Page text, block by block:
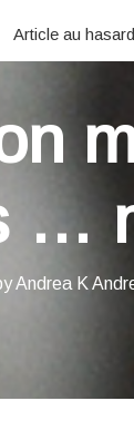
Article au hasard
…
Andrea K